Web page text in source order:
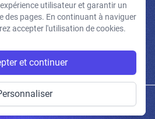
et confirme avoir pris connaissance de
et mentions légales.
Studio. Tous droits réservés.
utilisateur et garantir un
des pages. En continuant à naviguer
accepter l'utilisation de cookies.
et continuer